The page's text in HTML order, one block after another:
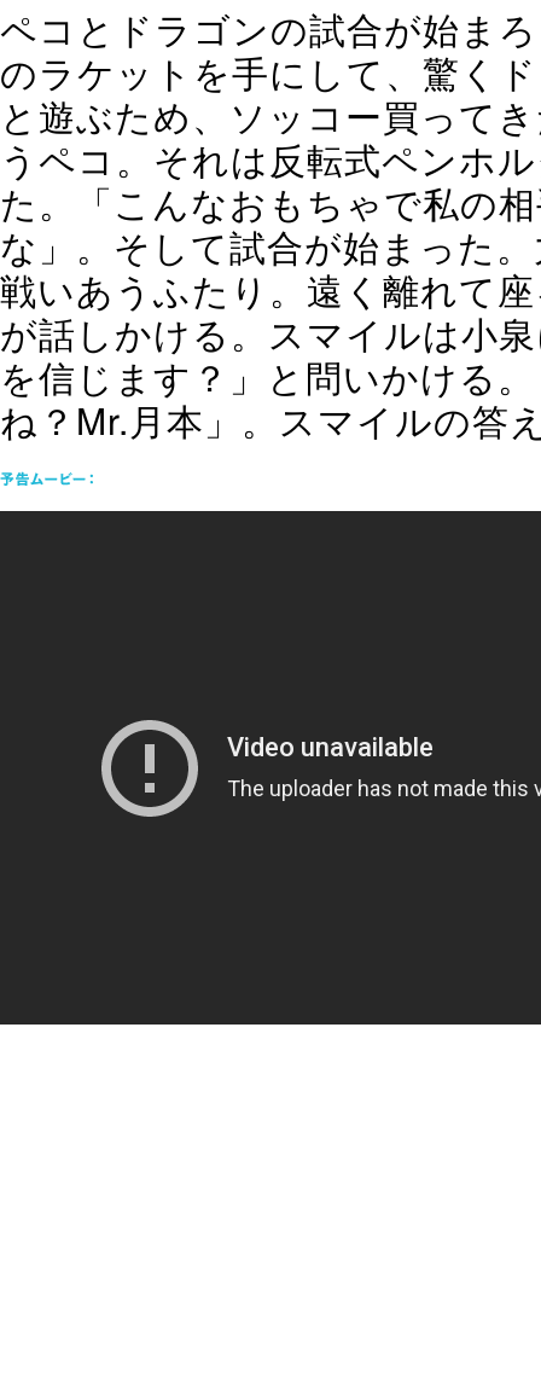
ペコとドラゴンの試合が始ま
のラケットを手にして、驚く
と遊ぶため、ソッコー買って
うペコ。それは反転式ペンホ
た。「こんなおもちゃで私の
な」。そして試合が始まった
戦いあうふたり。遠く離れて
が話しかける。スマイルは小
を信じます？」と問いかける
ね？Mr.月本」。スマイルの